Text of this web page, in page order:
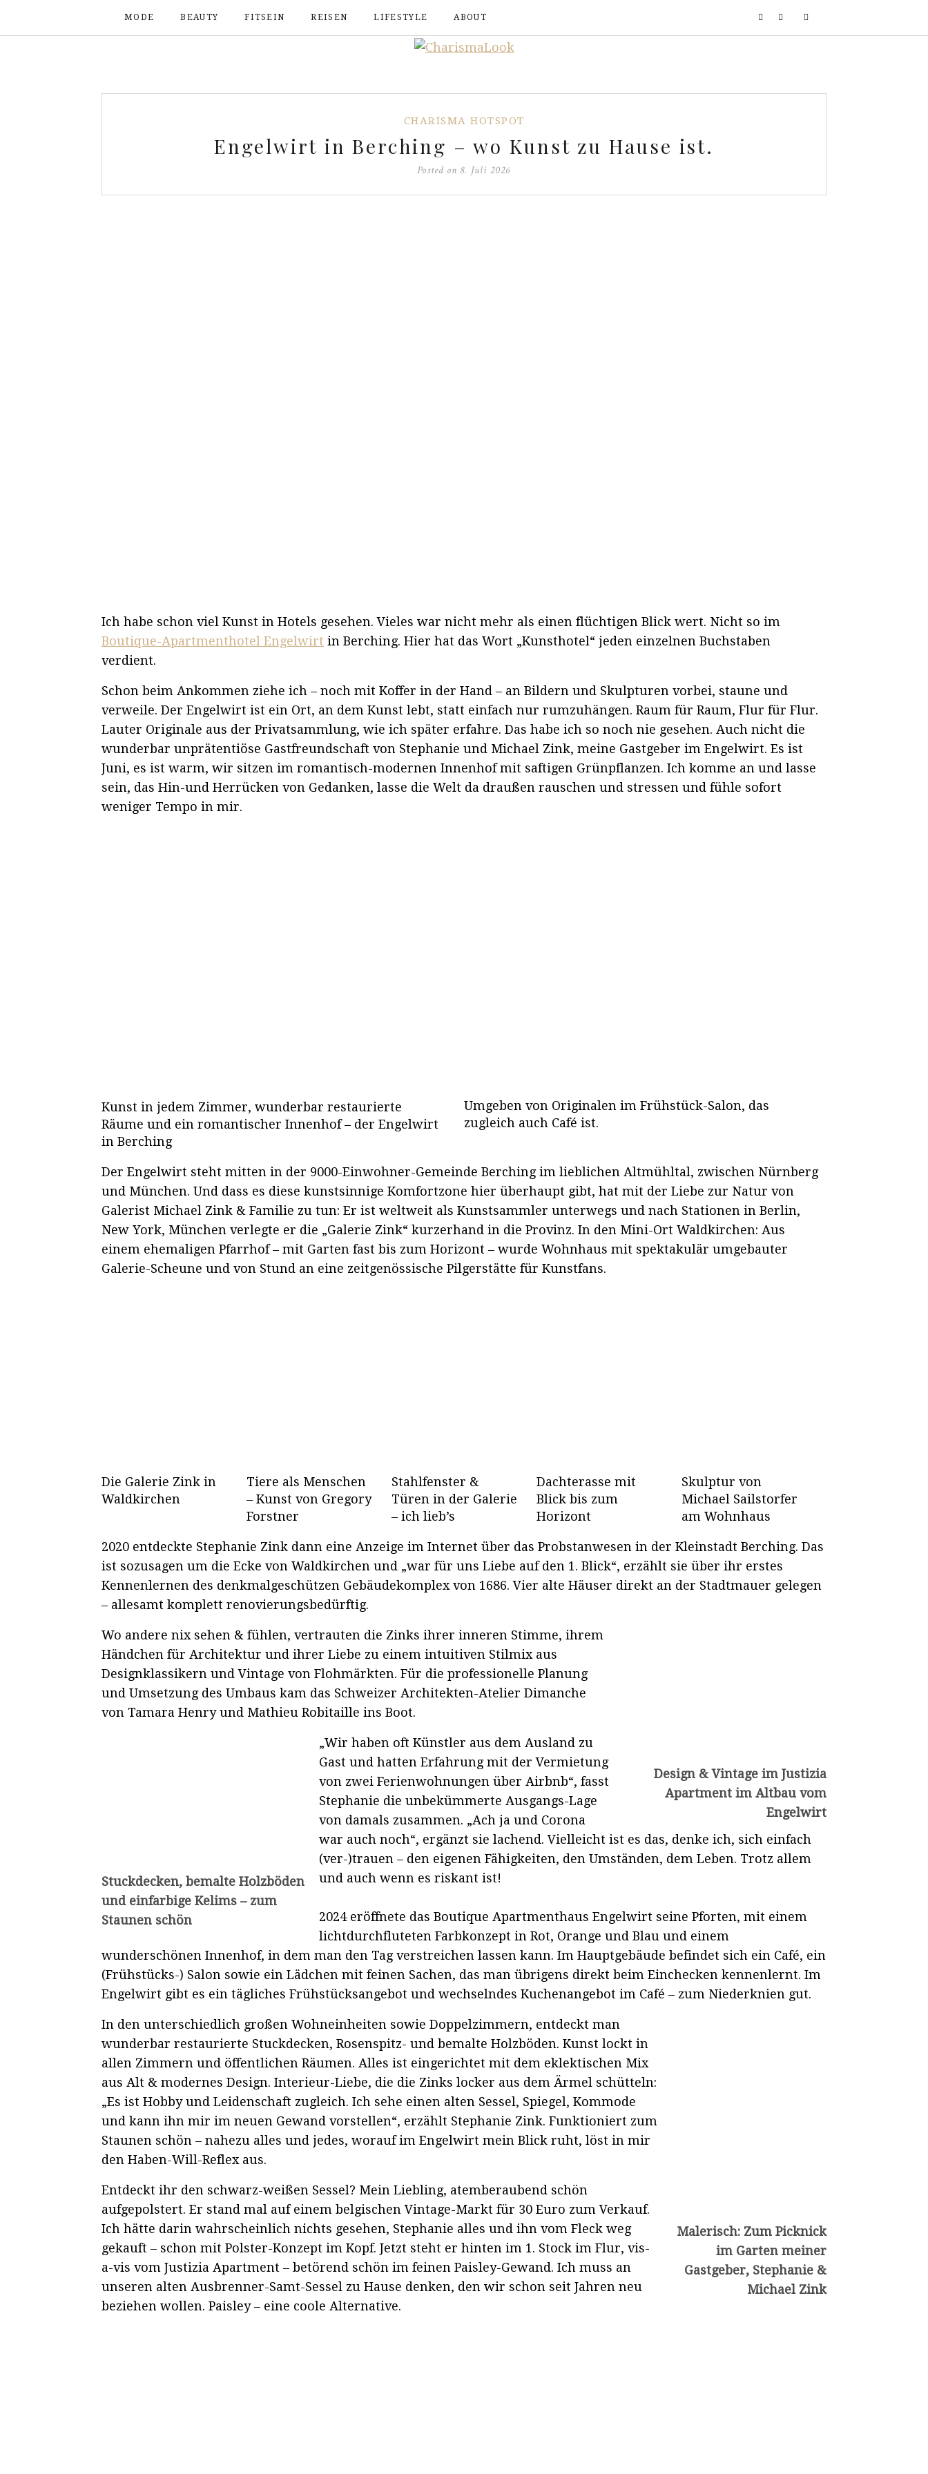
MODE BEAUTY FITSEIN REISEN LIFESTYLE ABOUT
CHARISMA HOTSPOT
Engelwirt in Berching – wo Kunst zu Hause ist.
Posted on 8. Juli 2026
Ich habe schon viel Kunst in Hotels gesehen. Vieles war nicht mehr als einen flüchtigen Blick wert. Nicht so im
Boutique-Apartmenthotel Engelwirt in Berching. Hier hat das Wort „Kunsthotel“ jeden einzelnen Buchstaben
verdient.
Schon beim Ankommen ziehe ich – noch mit Koffer in der Hand – an Bildern und Skulpturen vorbei, staune und
verweile. Der Engelwirt ist ein Ort, an dem Kunst lebt, statt einfach nur rumzuhängen. Raum für Raum, Flur für Flur.
Lauter Originale aus der Privatsammlung, wie ich später erfahre. Das habe ich so noch nie gesehen. Auch nicht die
wunderbar unprätentiöse Gastfreundschaft von Stephanie und Michael Zink, meine Gastgeber im Engelwirt. Es ist
Juni, es ist warm, wir sitzen im romantisch-modernen Innenhof mit saftigen Grünpflanzen. Ich komme an und lasse
sein, das Hin-und Herrücken von Gedanken, lasse die Welt da draußen rauschen und stressen und fühle sofort
weniger Tempo in mir.
Kunst in jedem Zimmer, wunderbar restaurierte
Räume und ein romantischer Innenhof – der Engelwirt
in Berching
Umgeben von Originalen im Frühstück-Salon, das
zugleich auch Café ist.
Der Engelwirt steht mitten in der 9000-Einwohner-Gemeinde Berching im lieblichen Altmühltal, zwischen Nürnberg
und München. Und dass es diese kunstsinnige Komfortzone hier überhaupt gibt, hat mit der Liebe zur Natur von
Galerist Michael Zink & Familie zu tun: Er ist weltweit als Kunstsammler unterwegs und nach Stationen in Berlin,
New York, München verlegte er die „Galerie Zink“ kurzerhand in die Provinz. In den Mini-Ort Waldkirchen: Aus
einem ehemaligen Pfarrhof – mit Garten fast bis zum Horizont – wurde Wohnhaus mit spektakulär umgebauter
Galerie-Scheune und von Stund an eine zeitgenössische Pilgerstätte für Kunstfans.
Die Galerie Zink in
Waldkirchen
Tiere als Menschen
– Kunst von Gregory
Forstner
Stahlfenster &
Türen in der Galerie
– ich lieb’s
Dachterasse mit
Blick bis zum
Horizont
Skulptur von
Michael Sailstorfer
am Wohnhaus
2020 entdeckte Stephanie Zink dann eine Anzeige im Internet über das Probstanwesen in der Kleinstadt Berching. Das
ist sozusagen um die Ecke von Waldkirchen und „war für uns Liebe auf den 1. Blick“, erzählt sie über ihr erstes
Kennenlernen des denkmalgeschützen Gebäudekomplex von 1686. Vier alte Häuser direkt an der Stadtmauer gelegen
– allesamt komplett renovierungsbedürftig.
Design & Vintage im Justizia
Apartment im Altbau vom
Engelwirt
Wo andere nix sehen & fühlen, vertrauten die Zinks ihrer inneren Stimme, ihrem
Händchen für Architektur und ihrer Liebe zu einem intuitiven Stilmix aus
Designklassikern und Vintage von Flohmärkten. Für die professionelle Planung
und Umsetzung des Umbaus kam das Schweizer Architekten-Atelier Dimanche
von Tamara Henry und Mathieu Robitaille ins Boot.
Stuckdecken, bemalte Holzböden
und einfarbige Kelims – zum
Staunen schön
„Wir haben oft Künstler aus dem Ausland zu
Gast und hatten Erfahrung mit der Vermietung
von zwei Ferienwohnungen über Airbnb“, fasst
Stephanie die unbekümmerte Ausgangs-Lage
von damals zusammen. „Ach ja und Corona
war auch noch“, ergänzt sie lachend. Vielleicht ist es das, denke ich, sich einfach
(ver-)trauen – den eigenen Fähigkeiten, den Umständen, dem Leben. Trotz allem
und auch wenn es riskant ist!
2024 eröffnete das Boutique Apartmenthaus Engelwirt seine Pforten, mit einem
lichtdurchfluteten Farbkonzept in Rot, Orange und Blau und einem
wunderschönen Innenhof, in dem man den Tag verstreichen lassen kann. Im Hauptgebäude befindet sich ein Café, ein
(Frühstücks-) Salon sowie ein Lädchen mit feinen Sachen, das man übrigens direkt beim Einchecken kennenlernt. Im
Engelwirt gibt es ein tägliches Frühstücksangebot und wechselndes Kuchenangebot im Café – zum Niederknien gut.
Malerisch: Zum Picknick
im Garten meiner
Gastgeber, Stephanie &
Michael Zink
In den unterschiedlich großen Wohneinheiten sowie Doppelzimmern, entdeckt man
wunderbar restaurierte Stuckdecken, Rosenspitz- und bemalte Holzböden. Kunst lockt in
allen Zimmern und öffentlichen Räumen. Alles ist eingerichtet mit dem eklektischen Mix
aus Alt & modernes Design. Interieur-Liebe, die die Zinks locker aus dem Ärmel schütteln:
„Es ist Hobby und Leidenschaft zugleich. Ich sehe einen alten Sessel, Spiegel, Kommode
und kann ihn mir im neuen Gewand vorstellen“, erzählt Stephanie Zink. Funktioniert zum
Staunen schön – nahezu alles und jedes, worauf im Engelwirt mein Blick ruht, löst in mir
den Haben-Will-Reflex aus.
Entdeckt ihr den schwarz-weißen Sessel? Mein Liebling, atemberaubend schön
aufgepolstert. Er stand mal auf einem belgischen Vintage-Markt für 30 Euro zum Verkauf.
Ich hätte darin wahrscheinlich nichts gesehen, Stephanie alles und ihn vom Fleck weg
gekauft – schon mit Polster-Konzept im Kopf. Jetzt steht er hinten im 1. Stock im Flur, vis-
a-vis vom Justizia Apartment – betörend schön im feinen Paisley-Gewand. Ich muss an
unseren alten Ausbrenner-Samt-Sessel zu Hause denken, den wir schon seit Jahren neu
beziehen wollen. Paisley – eine coole Alternative.